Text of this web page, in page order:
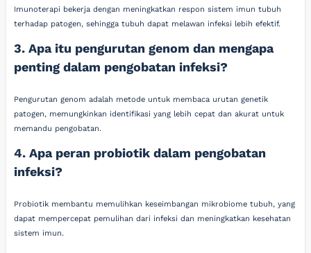
Imunoterapi bekerja dengan meningkatkan respon sistem imun tubuh
terhadap patogen, sehingga tubuh dapat melawan infeksi lebih efektif.
3. Apa itu pengurutan genom dan mengapa
penting dalam pengobatan infeksi?
Pengurutan genom adalah metode untuk membaca urutan genetik
patogen, memungkinkan identifikasi yang lebih cepat dan akurat untuk
memandu pengobatan.
4. Apa peran probiotik dalam pengobatan
infeksi?
Probiotik membantu memulihkan keseimbangan mikrobiome tubuh, yang
dapat mempercepat pemulihan dari infeksi dan meningkatkan kesehatan
sistem imun.